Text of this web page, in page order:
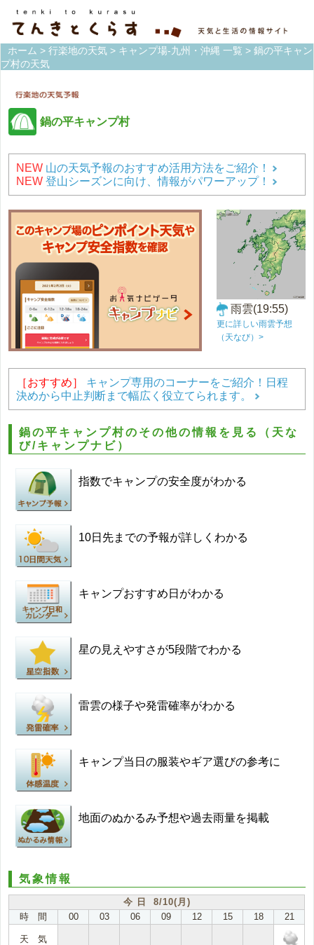
ホーム > 行楽地の天気 > キャンプ場-九州・沖縄 一覧 > 鍋の平キャン
プ村の天気
鍋の平キャンプ村
NEW 山の天気予報のおすすめ活用方法をご紹介！
NEW 登山シーズンに向け、情報がパワーアップ！
雨雲(19:55)
更に詳しい雨雲予想
（天なび）>
［おすすめ］
キャンプ専用のコーナーをご紹介！日程
決めから中止判断まで幅広く役立てられます。
鍋の平キャンプ村のその他の情報を見る（天な
び/キャンプナビ）
指数でキャンプの安全度がわかる
10日先までの予報が詳しくわかる
キャンプおすすめ日がわかる
星の見えやすさが5段階でわかる
雷雲の様子や発雷確率がわかる
キャンプ当日の服装やギア選びの参考に
地面のぬかるみ予想や過去雨量を掲載
気象情報
今 日 8/10(月)
時 間
00 03 06 09 12 15 18 21
天 気